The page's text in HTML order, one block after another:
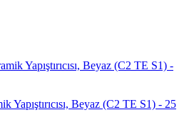
Beyaz (C2 TE S1) - 25